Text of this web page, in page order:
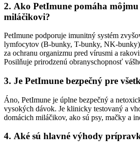
2. Ako PetImune pomáha môjmu
miláčikovi?
PetImune podporuje imunitný systém
lymfocytov (B-bunky, T-bunky, NK-
za ochranu organizmu pred vírusmi a
Posilňuje prirodzenú obranyschopnosť
3. Je PetImune bezpečný pre
Áno, PetImune je úplne bezpečný a
vysokých dávok. Je klinicky testovaný a
domácich miláčikov, ako sú psy, mačky a
4. Aké sú hlavné výhody